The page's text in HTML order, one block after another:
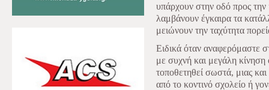
υπάρχουν στην οδό προς
λαμβάνουν έγκαιρα τα
μειώνουν την ταχύτητα
Ειδικά όταν αναφερόμαστε
με συχνή και μεγάλη κίνηση
τοποθετηθεί σωστά, μιας
από το κοντινό σχολείο ή